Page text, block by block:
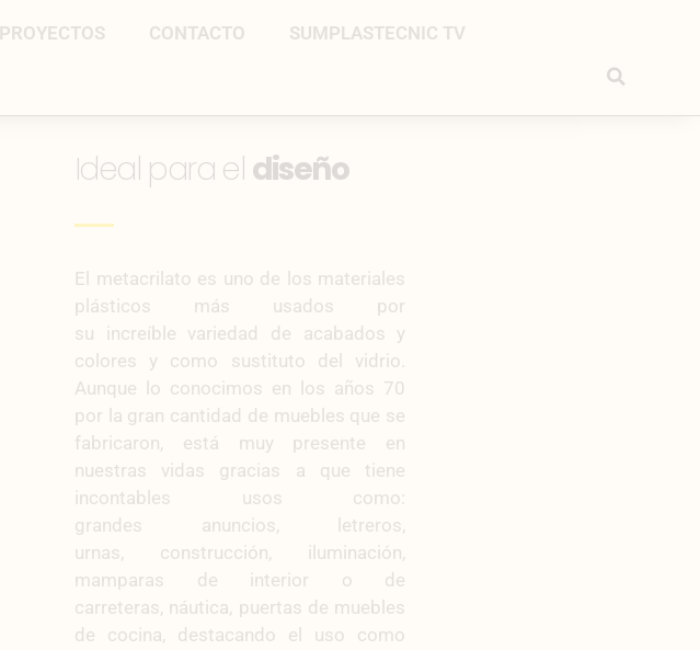
PROYECTOS CONTACTO SUMPLASTECNIC TV
Ideal para el diseño
El metacrilato es uno de los materiales
plásticos más usados por
su increíble variedad de acabados y
colores y como sustituto del vidrio.
Aunque lo conocimos en los años 70
por la gran cantidad de muebles que se
fabricaron, está muy presente en
nuestras vidas gracias a que tiene
incontables usos como:
grandes anuncios, letreros,
urnas, construcción, iluminación,
mamparas de interior o de
carreteras, náutica, puertas de muebles
de cocina, destacando el uso como